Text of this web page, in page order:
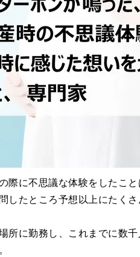
際に不思議な体験をしたこ
したところ予想以上にたく
所に勤務し、これまでに数